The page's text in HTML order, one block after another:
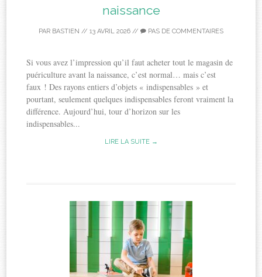
naissance
PAR BASTIEN // 13 AVRIL 2026 // PAS DE COMMENTAIRES
Si vous avez l’impression qu’il faut acheter tout le magasin de
puériculture avant la naissance, c’est normal… mais c’est
faux ! Des rayons entiers d’objets « indispensables » et
pourtant, seulement quelques indispensables feront vraiment la
différence. Aujourd’hui, tour d’horizon sur les
indispensables...
LIRE LA SUITE →